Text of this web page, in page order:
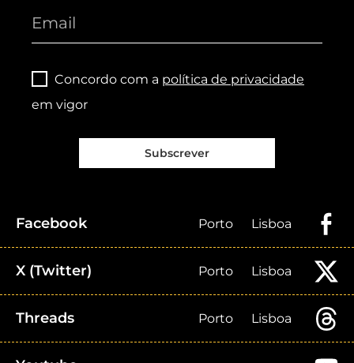
Concordo com a política de privacidade
em vigor
Subscrever
Facebook Porto Lisboa
X (Twitter) Porto Lisboa
Threads Porto Lisboa